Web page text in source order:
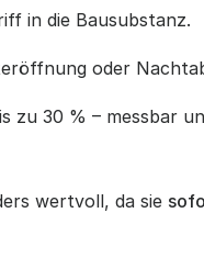
in die Bausubstanz.
oder
zu 30 % – messbar
wertvoll, da sie